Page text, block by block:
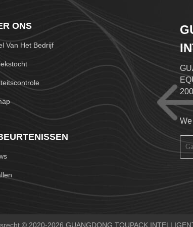
ONS
Van Het Bedrijf
is
© 2020-2026 GUANGDONG TOUPACK